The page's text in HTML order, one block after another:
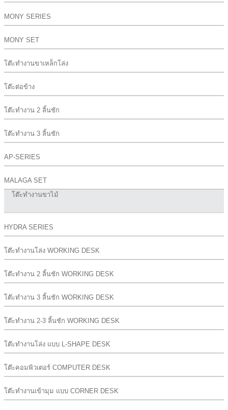
MONY SERIES
MONY SET
โต๊ะทำงานขาเหล็กโล่ง
โต๊ะต่อข้าง
โต๊ะทำงาน 2 ลิ้นชัก
โต๊ะทำงาน 3 ลิ้นชัก
AP-SERIES
MALAGA SET
โต๊ะทำงานขาไม้
HYDRA SERIES
โต๊ะทำงานโล่ง WORKING DESK
โต๊ะทำงาน 2 ลิ้นชัก WORKING DESK
โต๊ะทำงาน 3 ลิ้นชัก WORKING DESK
โต๊ะทำงาน 2-3 ลิ้นชัก WORKING DESK
โต๊ะทำงานโล่ง แบบ L-SHAPE DESK
โต๊ะคอมพิวเตอร์ COMPUTER DESK
โต๊ะทำงานเข้ามุม แบบ CORNER DESK